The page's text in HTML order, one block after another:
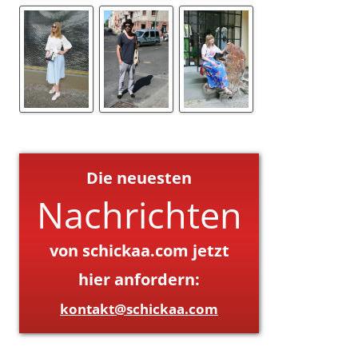
Die neuesten
Nachrichten
von schickaa.com jetzt
hier anfordern:
kontakt@schickaa.com